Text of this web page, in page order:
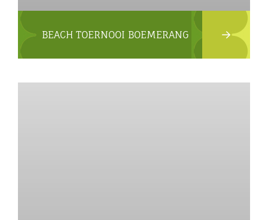
BEACH TOERNOOI BOEMERANG